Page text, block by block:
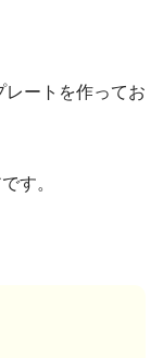
レートを作ってお
す。